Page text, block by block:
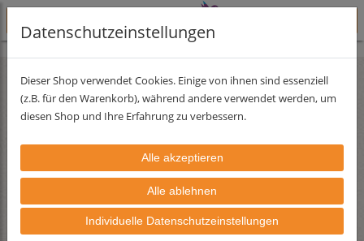
Pigmente
Datenschutzeinstellungen
Dieser Shop verwendet Cookies. Einige von ihnen sind essenziell
(z.B. für den Warenkorb), während andere verwendet werden, um
diesen Shop und Ihre Erfahrung zu verbessern.
Individuelle Datenschutzeinstellungen